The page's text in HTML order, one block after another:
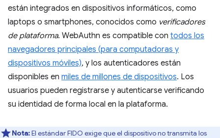
están integrados en dispositivos informáticos, como
laptops o smartphones, conocidos como verificadores
de plataforma. WebAuthn es compatible con todos los
navegadores principales (para computadoras y
dispositivos móviles), y los autenticadores están
disponibles en miles de millones de dispositivos. Los
usuarios pueden registrarse y autenticarse verificando
su identidad de forma local en la plataforma.
Nota:El estándar FIDO exige que el dispositivo no transmita los